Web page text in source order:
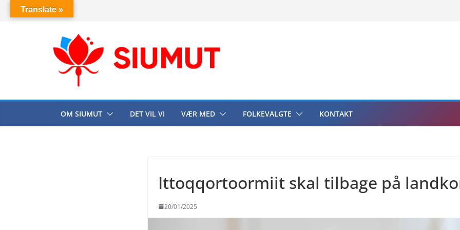
OM SIUMUT DET VIL VI VÆR MED FOLKEVALGTE KONTAKT
Ittoqqortoormiit skal tilbage på
20/01/2025
Translate »